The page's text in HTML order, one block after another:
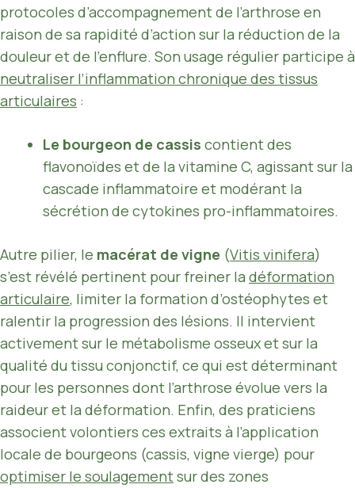
protocoles d’accompagnement de l’arthrose en
raison de sa rapidité d’action sur la réduction de la
douleur et de l’enflure. Son usage régulier participe à
neutraliser l’inflammation chronique des tissus
articulaires :
Le bourgeon de cassis contient des
flavonoïdes et de la vitamine C, agissant sur la
cascade inflammatoire et modérant la
sécrétion de cytokines pro-inflammatoires.
Autre pilier, le macérat de vigne (Vitis vinifera)
s’est révélé pertinent pour freiner la déformation
articulaire, limiter la formation d’ostéophytes et
ralentir la progression des lésions. Il intervient
activement sur le métabolisme osseux et sur la
qualité du tissu conjonctif, ce qui est déterminant
pour les personnes dont l’arthrose évolue vers la
raideur et la déformation. Enfin, des praticiens
associent volontiers ces extraits à l’application
locale de bourgeons (cassis, vigne vierge) pour
optimiser le soulagementsur des zones